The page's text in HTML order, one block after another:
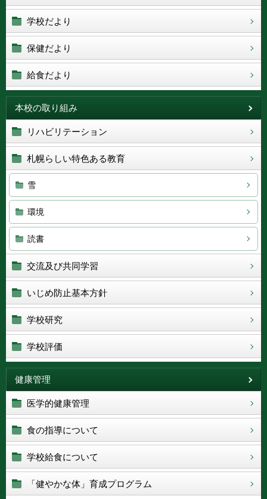
学校だより
保健だより
給食だより
本校の取り組み
リハビリテーション
札幌らしい特色ある教育
雪
環境
読書
交流及び共同学習
いじめ防止基本方針
学校研究
学校評価
健康管理
医学的健康管理
食の指導について
学校給食について
「健やかな体」育成プログラム